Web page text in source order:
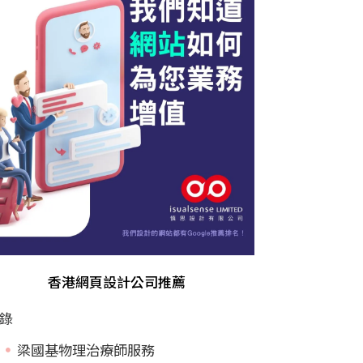
香港網頁設計公司推薦
梁國基物理治療師服務